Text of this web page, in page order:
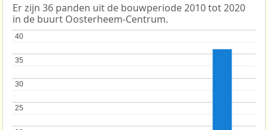
Er zijn 36 panden uit de bouwperiode 2010 tot 2020
in de buurt Oosterheem-Centrum.
25
25
30
30
35
35
40
40